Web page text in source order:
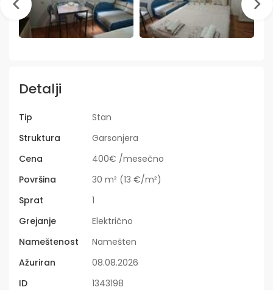
Detalji
Tip
Stan
Struktura
Garsonjera
Cena
400€ /mesečno
Površina
30 m² (13 €/m²)
Sprat
1
Grejanje
Električno
Nameštenost
Namešten
Ažuriran
08.08.2026
ID
1343198